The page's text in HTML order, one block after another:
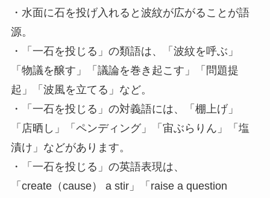
・水面に石を投げ入れると波紋が広がることが語
源。
・「一石を投じる」の類語は、「波紋を呼ぶ」
「物議を醸す」「議論を巻き起こす」「問題提
起」「波風を立てる」など。
・「一石を投じる」の対義語には、「棚上げ」
「店晒し」「ペンディング」「宙ぶらりん」「塩
漬け」などがあります。
・「一石を投じる」の英語表現は、
「create（cause） a stir」「raise a question